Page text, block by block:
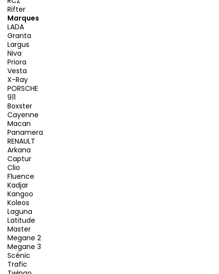
Rifter
Marques
LADA
Granta
Largus
Niva
Priora
Vesta
X-Ray
PORSCHE
911
Boxster
Cayenne
Macan
Panamera
RENAULT
Arkana
Captur
Clio
Fluence
Kadjar
Kangoo
Koleos
Laguna
Latitude
Master
Megane 2
Megane 3
Scénic
Trafic